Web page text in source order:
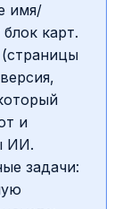
имя/
карт.
(страницы
и
ИИ.
задачи: